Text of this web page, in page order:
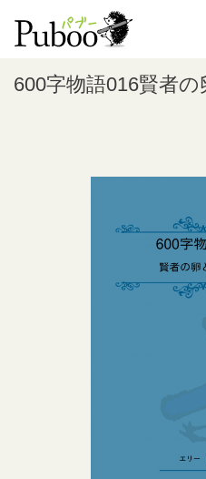
600字物語016賢者